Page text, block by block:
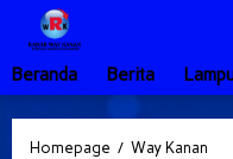
Lewati
konten
Beranda
Berita
Homepage / Way Kanan